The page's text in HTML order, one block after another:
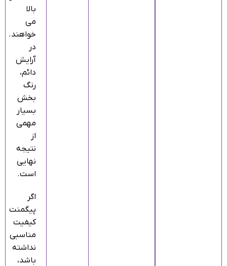
بالا
می‌
خواهند.
در
آرایش
دائم،
رنگ
بخش
بسیار
مهمی
از
نتیجه
نهایی
است.
اگر
پیگمنت
کیفیت
مناسبی
نداشته
باشد،